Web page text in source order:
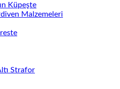
Küpeşte
Malzemeleri
Strafor